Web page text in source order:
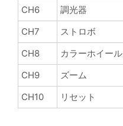
CH6
調光器
CH7
ストロボ
CH8
カラーホイール
CH9
ズーム
CH10
リセット